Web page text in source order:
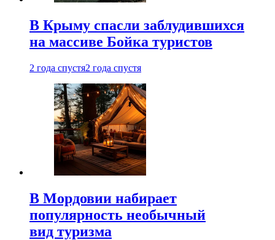
В Крыму спасли заблудившихся
на массиве Бойка туристов
2 года спустя2 года спустя
В Мордовии набирает
популярность необычный
вид туризма